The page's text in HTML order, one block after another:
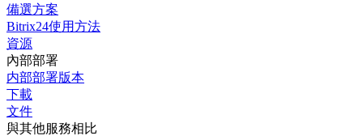
備選方案
Bitrix24使用方法
資源
內部部署
内部部署版本
下載
文件
與其他服務相比